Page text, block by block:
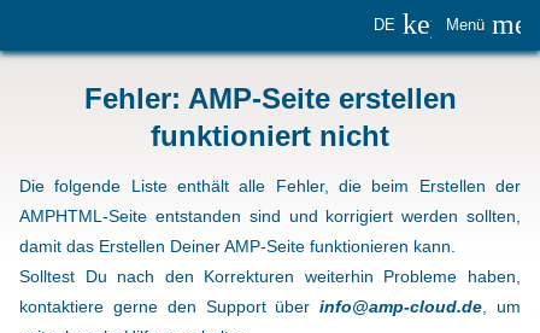
DE Menü
Fehler: AMP-Seite erstellen
funktioniert nicht
Die folgende Liste enthält alle Fehler, die beim Erstellen der
AMPHTML-Seite entstanden sind und korrigiert werden sollten,
damit das Erstellen Deiner AMP-Seite funktionieren kann.
Solltest Du nach den Korrekturen weiterhin Probleme haben,
kontaktiere gerne den Support überinfo@amp-cloud.de, um